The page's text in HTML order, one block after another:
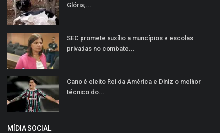
Glória;...
SEC promete auxílio a muncípios e escolas
privadas no combate...
Cano é eleito Rei da América e Diniz o melhor
técnico do...
MÍDIA SOCIAL